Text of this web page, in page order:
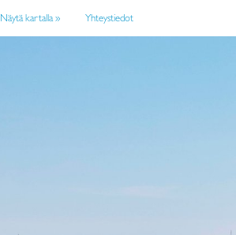
Näytä kartalla » Yhteystiedot